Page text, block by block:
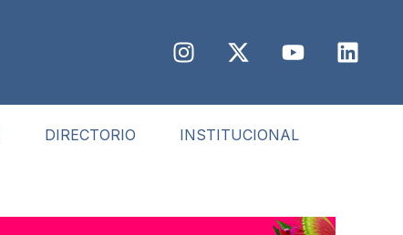
DIRECTORIO INSTITUCIONAL